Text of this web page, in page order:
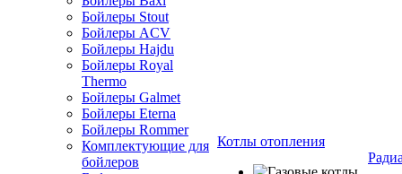
Бойлеры Stout
Бойлеры ACV
Бойлеры Hajdu
Бойлеры Royal
Thermo
Бойлеры Galmet
Бойлеры Eterna
Бойлеры Rommer
Комплектующие для
бойлеров
Котлы отопления